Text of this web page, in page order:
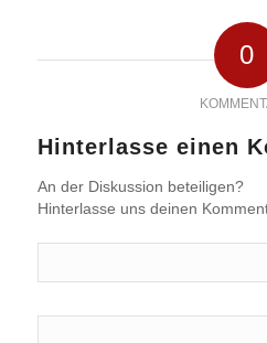
0
Hinterlasse einen
An der Diskussion beteiligen?
Hinterlasse uns deinen